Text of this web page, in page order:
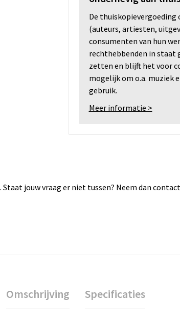
De
(auteurs, artiesten,
consumenten van hun
rechthebbenden in staat
zetten en blijft het voor
mogelijk om o.a. muziek
gebruik.
Meer informatie >
jouw vraag er niet tussen? Neem dan
Omschrijving Specificaties